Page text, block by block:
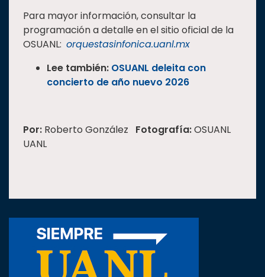
Para mayor información, consultar la
programación a detalle en el sitio oficial de la
OSUANL: orquestasinfonica.uanl.mx
Lee también: OSUANL deleita con
concierto de año nuevo 2026
Por: Roberto González Fotografía:OSUANL
UANL